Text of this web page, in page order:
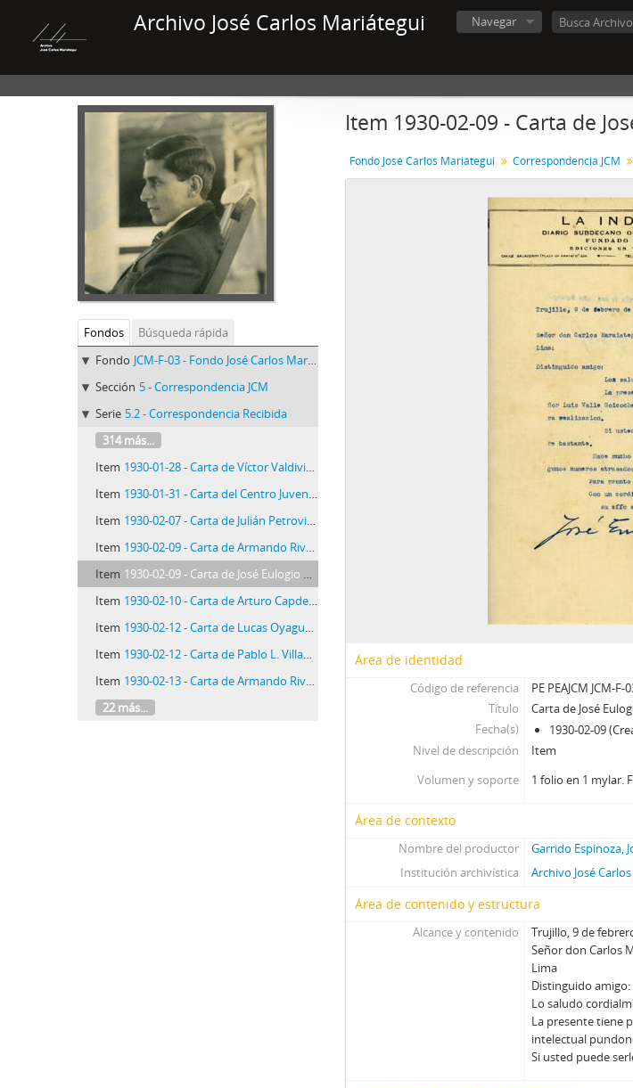
Archivo José Carlos Mariátegui Navegar
Fondos
Búsqueda rápida
Fondo JCM-F-03 - Fondo José Carlos Mariátegui
Sección 5 - Correspondencia JCM
Serie 5.2 - Correspondencia Recibida
314 más...
Item 1930-01-28 - Carta de Víctor Valdivia D., 28/1/1930
Item 1930-01-31 - Carta del Centro Juventud Atlético Progresista, 31/1/1930
Item 1930-02-07 - Carta de Julián Petrovick, 7/2/1930
Item 1930-02-09 - Carta de Armando Rivera, 9/2/1930
Item 1930-02-09 - Carta de José Eulogio Garrido Espinoza, 9/2/1930
Item 1930-02-10 - Carta de Arturo Capdevilla, 10/2/1930
Item 1930-02-12 - Carta de Lucas Oyague, 12/2/1930
Item 1930-02-12 - Carta de Pablo L. Villanueva, 12/2/1930
Item 1930-02-13 - Carta de Armando Rivera, 13/2/1930
22 más...
Item 1930-02-09 - Carta de
Fondo José Carlos Mariátegui Correspondencia JCM
Área de identidad
Código de referencia
PE PEAJCM JCM-
Título
Carta de José
Fecha(s)
1930-02-09
Nivel de descripción
Item
Volumen y soporte
1 folio en 1 mylar.
Área de contexto
Nombre del productor
Garrido Espinoza,
Institución archivística
Archivo José
Área de contenido y estructura
Alcance y contenido
Trujillo, 9 de
Señor don Carlos
Lima
Distinguido amigo:
Lo saludo
La presente tiene
intelectual
Si usted puede